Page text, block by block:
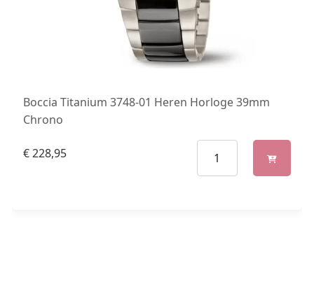
Boccia Titanium 3748-01 Heren Horloge 39mm
Chrono
€228,95